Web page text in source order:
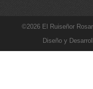
©2026 El Ruiseñor
Diseño y